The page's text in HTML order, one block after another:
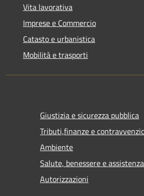
Vita lavorativa
Imprese e Commercio
Catasto e urbanistica
Mobilità e trasporti
Giustizia e sicurezza pubblica
Tributi,finanze e
Ambiente
Salute, benessere e assistenza
Autorizzazioni